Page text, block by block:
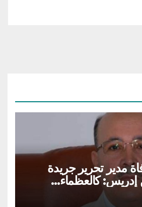
15 لوفاة مدير تحرير جريدة
إدريس: كالعظماء…
واقفا